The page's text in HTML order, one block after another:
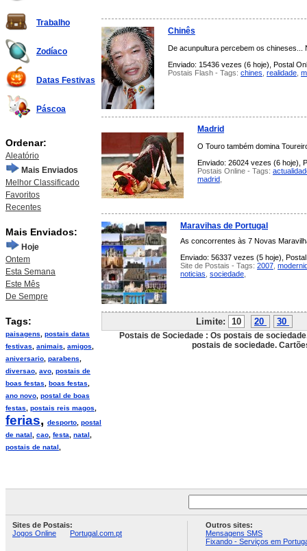
Trabalho
Zodíaco
Datas Festivas
Páscoa
Ordenar:
Aleatório
Mais Enviados
Melhor Classificado
Favoritos
Recentes
Mais Enviados:
Hoje
Ontem
Esta Semana
Este Mês
De Sempre
Tags:
paisagens
postais datas
festivas
animais amigos
aniversario parabens
diversao avo postais de
boas festas
boas festas
ano novo postal de boas
festas
postais reis magos
ferias, desporto postal
de natal
cao festa natal
postais de natal
Chinês
De acunpultura percebem os chineses...
Enviado: 15436 vezes (6 hoje), Postal
Postais Flash - Tags: chines realidade
Madrid
O Touro também domina
Enviado: 26024 vezes (6 hoje),
Postais Online - Tags:
madrid
Maravihas de Portugal
As concorrentes às 7 Novas
Enviado: 56337 vezes (5 hoje),
Site de Postais - Tags: 2007
noticias sociedade
Limite: 10 20 30
Postais de Sociedade : Os postais de
postais de sociedade.
Sites de Postais:
Jogos Online
Portugal.com.pt
Outros sites:
Mensagens SMS
Fixando - Serviços em